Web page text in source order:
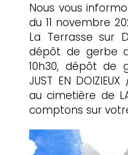
Nous vous
du 11 novembre
La Terrasse sur
dépôt de gerbe
10h30, dépôt de
JUST EN
au cimetière de LA
comptons sur